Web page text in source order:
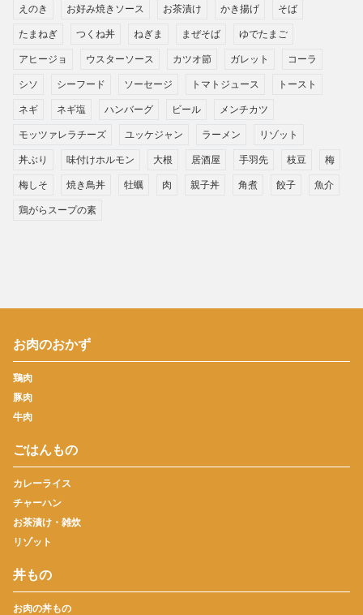
えのき お好み焼きソース お茶漬け かき揚げ そば
たまねぎ つくね丼 ねぎま まぜそば ゆでたまご
アヒージョ ウスターソース カツオ節 ガレット コーラ
シソ シーフード ソーセージ トマトジュース トースト
ネギ ネギ塩 ハンバーグ ビール メンチカツ
モッツァレラチーズ ユッケジャン ラーメン リゾット
丼ぶり 味付けホルモン 大根 居酒屋 手羽先 枝豆 梅
梅しそ 焼き鳥丼 牡蠣 肉 親子丼 角煮 餃子 魚介
鶏がらスープの素
お肉のおかず
鶏肉
豚肉
牛肉
ごはんもの
カレーライス
チャーハン
お茶漬け・雑炊
リゾット
丼もの
お肉の丼もの